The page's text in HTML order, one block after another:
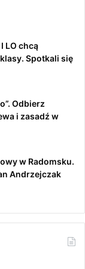
LO chcą
Spotkali się
Odbierz
i zasadź w
w Radomsku.
Andrzejczak